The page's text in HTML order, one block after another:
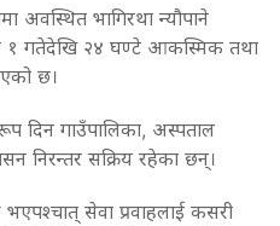
अवस्थित भागिरथा न्यौपाने
१ गतेदेखि २४ घण्टे आकस्मिक तथा
छ।
दिन गाउँपालिका, अस्पताल
निरन्तर सक्रिय रहेका छन्।
सेवा प्रवाहलाई कसरी